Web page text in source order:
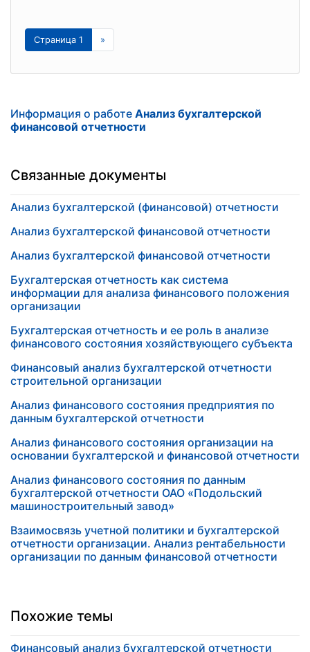
Страница 1 »
Информация о работе Анализ бухгалтерской
финансовой отчетности
Связанные документы
Анализ бухгалтерской (финансовой) отчетности
Анализ бухгалтерской финансовой отчетности
Анализ бухгалтерской финансовой отчетности
Бухгалтерская отчетность как система
информации для анализа финансового положения
организации
Бухгалтерская отчетность и ее роль в анализе
финансового состояния хозяйствующего субъекта
Финансовый анализ бухгалтерской отчетности
строительной организации
Анализ финансового состояния предприятия по
данным бухгалтерской отчетности
Анализ финансового состояния организации на
основании бухгалтерской и финансовой отчетности
Анализ финансового состояния по данным
бухгалтерской отчетности ОАО «Подольский
машиностроительный завод»
Взаимосвязь учетной политики и бухгалтерской
отчетности организации. Анализ рентабельности
организации по данным финансовой отчетности
Похожие темы
Финансовый анализ бухгалтерской отчетности